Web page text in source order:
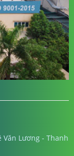
Văn Lương - Thanh